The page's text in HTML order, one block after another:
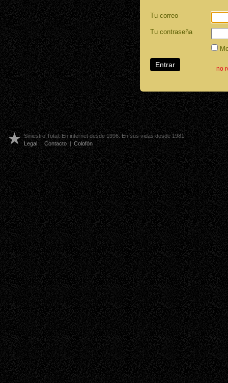
Tu correo
Tu contraseña
no
Siniestro Total. En internet desde 1996. En sus vidas desde 1981.
Legal | Contacto | Colofón